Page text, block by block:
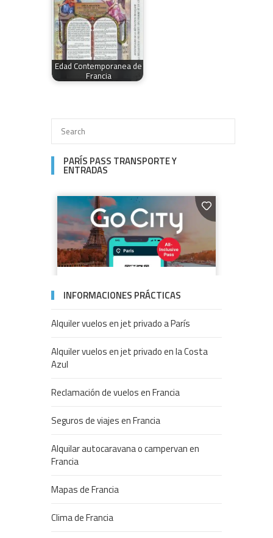
Edad Contemporanea de
Francia
PARÍS PASS TRANSPORTE Y
ENTRADAS
INFORMACIONES PRÁCTICAS
Alquiler vuelos en jet privado a París
Alquiler vuelos en jet privado en la Costa
Azul
Reclamación de vuelos en Francia
Seguros de viajes en Francia
Alquilar autocaravana o campervan en
Francia
Mapas de Francia
Clima de Francia